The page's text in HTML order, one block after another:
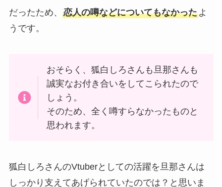
だったため、 恋人の噂などについてもなかったよ
うです。
おそらく、狐白しろさんも旦那さんも
誠実なお付き合いをしてこられたので
しょう。
そのため、全く噂すらなかったものと
思われます。
狐白しろさんのVtuberとしての活躍を旦那さんは
しっかり支えてあげられていたのでは？と思いま